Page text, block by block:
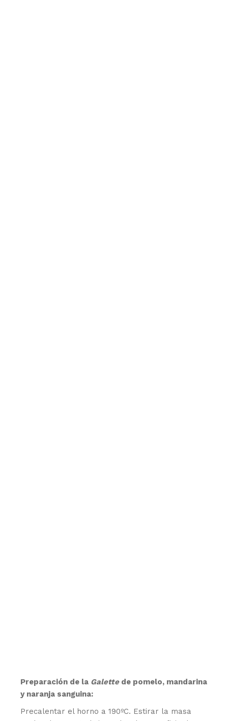
Preparación de la Galettede pomelo, mandarina
y naranja sanguina:
Precalentar el horno a 190ºC. Estirar la masa